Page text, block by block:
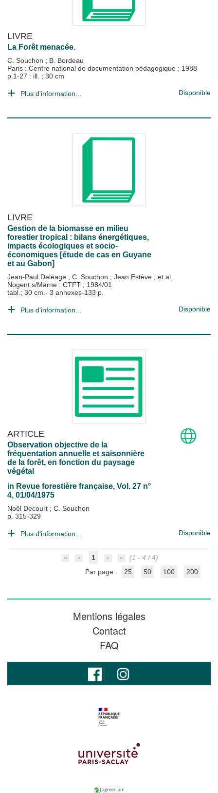
LIVRE
La Forêt menacée.
C. Souchon ; B. Bordeau
Paris : Centre national de documentation pédagogique ; 1988
p.1-27 : ill. ; 30 cm
Plus d'information... Disponible
LIVRE
Gestion de la biomasse en milieu
forestier tropical : bilans énergétiques,
impacts écologiques et socio-
économiques [étude de cas en Guyane
et au Gabon]
Jean-Paul Deléage ; C. Souchon ; Jean Estève ; et al.
Nogent s/Marne : CTFT ; 1984/01
tabl.; 30 cm.- 3 annexes-133 p.
Plus d'information... Disponible
ARTICLE
Observation objective de la
fréquentation annuelle et saisonnière
de la forêt, en fonction du paysage
végétal
in Revue forestière française, Vol. 27 n°
4, 01/04/1975
Noël Decourt ; C. Souchon
p. 315-329
Plus d'information... Disponible
1
(1 - 4 / 4)
Par page :
25 50 100 200
Mentions légales
Contact
FAQ